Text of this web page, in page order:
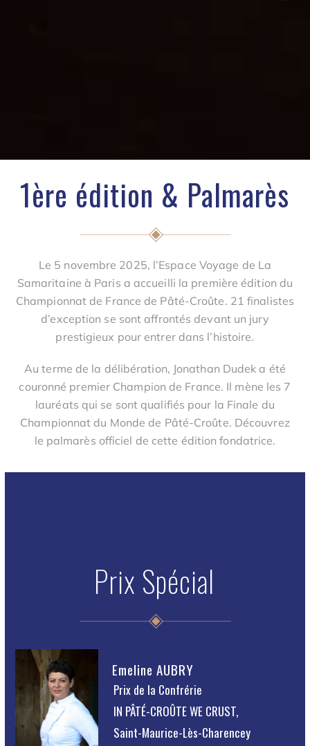
1ère édition & Palmarès
Le 5 novembre 2025, l’Espace Voyage de La
Samaritaine à Paris a accueilli la première édition du
Championnat de France de Pâté-Croûte. 21 finalistes
d’exception se sont affrontés devant un jury
prestigieux pour entrer dans l’histoire.
Au terme de la délibération, Jonathan Dudek a été
couronné premier Champion de France. Il mène les 7
lauréats qui se sont qualifiés pour la Finale du
Championnat du Monde de Pâté-Croûte. Découvrez
le palmarès officiel de cette édition fondatrice.
Prix Spécial
Emeline AUBRY
Prix de la Confrérie
IN PÂTÉ-CROÛTE WE CRUST,
Saint-Maurice-Lès-Charencey